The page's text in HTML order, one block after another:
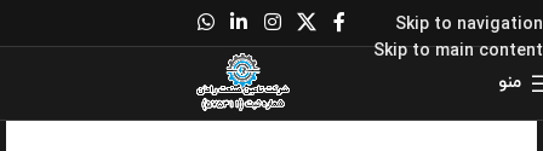
Skip to navigation
Skip to main content
منو